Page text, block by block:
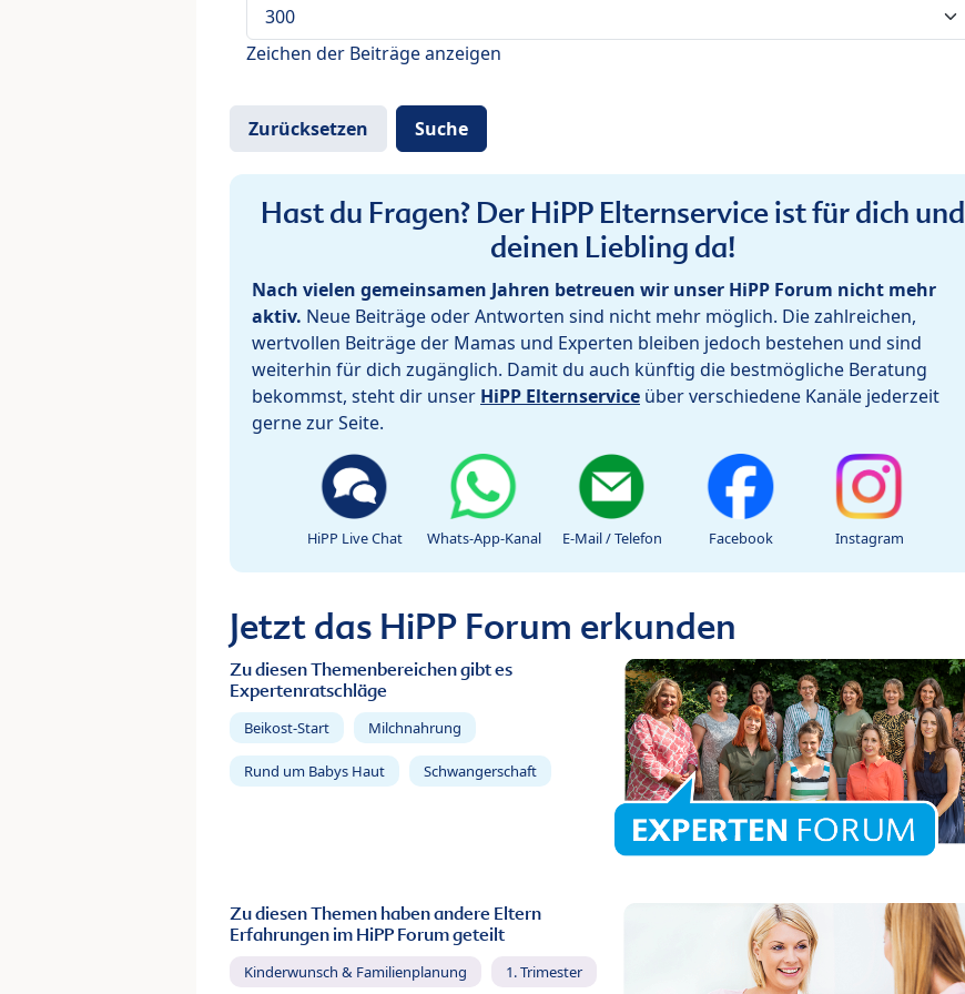
Zeichen der Beiträge anzeigen
Hast du Fragen? Der HiPP Elternservice ist für dich und
deinen Liebling da!
Nach vielen gemeinsamen Jahren betreuen wir unser HiPP Forum nicht mehr
aktiv. Neue Beiträge oder Antworten sind nicht mehr möglich. Die zahlreichen,
wertvollen Beiträge der Mamas und Experten bleiben jedoch bestehen und sind
weiterhin für dich zugänglich. Damit du auch künftig die bestmögliche Beratung
bekommst, steht dir unser HiPP Elternservice über verschiedene Kanäle jederzeit
gerne zur Seite.
HiPP Live Chat Whats-App-Kanal E-Mail / Telefon Facebook Instagram
Jetzt das HiPP Forum erkunden
Zu diesen Themenbereichen gibt es
Expertenratschläge
Beikost-Start Milchnahrung
Rund um Babys Haut Schwangerschaft
Zu diesen Themen haben andere Eltern
Erfahrungen im HiPP Forum geteilt
Kinderwunsch & Familienplanung 1. Trimester